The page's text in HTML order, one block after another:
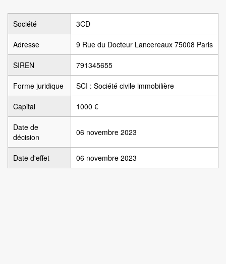
Société 3CD
Adresse 9 Rue du Docteur Lancereaux 75008 Paris
SIREN 791345655
Forme juridique SCI : Société civile immobilière
Capital 1000 €
Date de
décision
06 novembre 2023
Date d'effet 06 novembre 2023